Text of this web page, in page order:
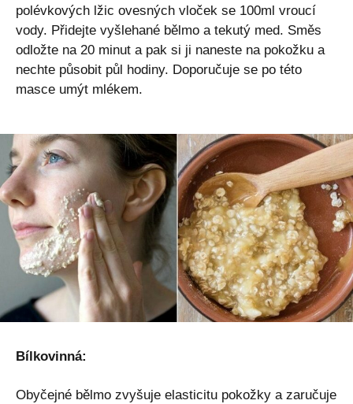
polévkových lžic ovesných vloček se 100ml vroucí
vody. Přidejte vyšlehané bělmo a tekutý med. Směs
odložte na 20 minut a pak si ji naneste na pokožku a
nechte působit půl hodiny. Doporučuje se po této
masce umýt mlékem.
Bílkovinná:
Obyčejné bělmo zvyšuje elasticitu pokožky a zaručuje